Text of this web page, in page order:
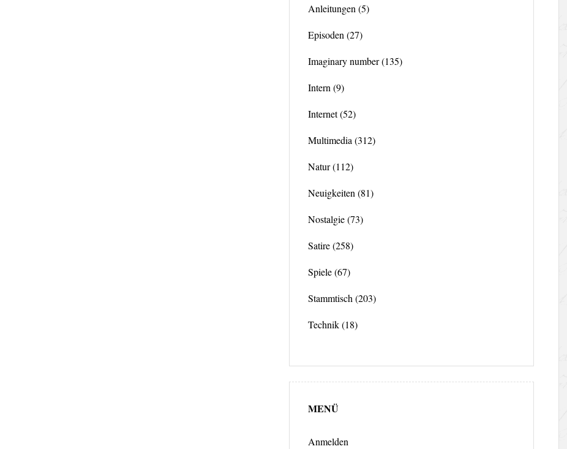
Anleitungen (5)
Episoden (27)
Imaginary number(135)
Intern (9)
Internet(52)
Multimedia (312)
Natur(112)
Neuigkeiten (81)
Nostalgie(73)
Satire(258)
Spiele(67)
Stammtisch (203)
Technik(18)
MENÜ
Anmelden